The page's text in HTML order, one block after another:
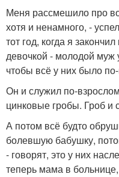
Меня рассмешило про
хотя и ненамного, -
тот год, когда я
девочкой - молодой муж
чтобы всё у них было
Он и служил по-
цинковые гробы. Гроб и
А потом всё будто
болевшую бабушку,
- говорят, это у них
теперь мама в